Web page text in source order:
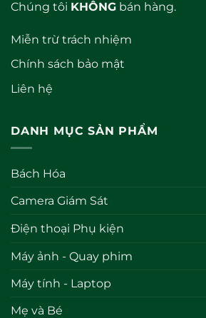
Chúng tôi KHÔNG bán hàng.
Miễn trừ trách nhiệm
Chính sách bảo mật
Liên hệ
DANH MỤC SẢN PHẨM
Bách Hóa
Camera Giám Sát
Điện thoại Phụ kiện
Máy ảnh - Quay phim
Máy tính - Laptop
Mẹ và Bé